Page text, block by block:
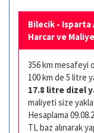
Bilecik - Isparta
Harcar ve
356 km mesafeyi
100 km de 5 litre
17.8 litre dizel
maliyeti size
Hesaplama
TL baz alınarak